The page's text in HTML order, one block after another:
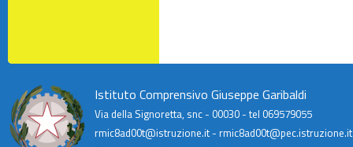
Istituto Comprensivo Giuseppe Garibaldi
Via della Signoretta, snc - 00030 - tel 069579055
rmic8ad00t@istruzione.it - rmic8ad00t@pec.istruzione.it